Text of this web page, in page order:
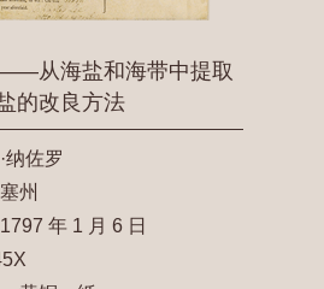
从海盐和海带中提取
的改良方法
纳佐罗
州
年 1 月 6 日